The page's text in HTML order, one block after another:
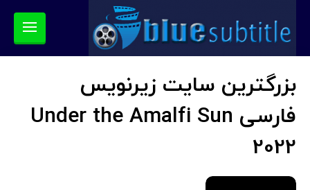
بزرگترین سایت زیرنویس
فارسی Under the Amalfi Sun
2022